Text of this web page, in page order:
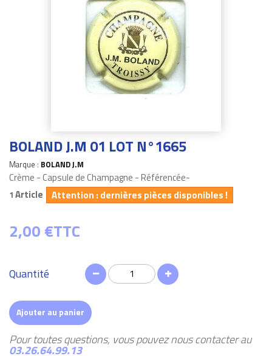
BOLAND J.M 01 LOT N°1665
Marque : BOLAND J.M
Crème - Capsule de Champagne - Référencée-
1 Article Attention : dernières pièces disponibles !
2,00 €TTC
Quantité
Ajouter au panier
Pour toutes questions, vous pouvez nous contacter au
03.26.64.99.13